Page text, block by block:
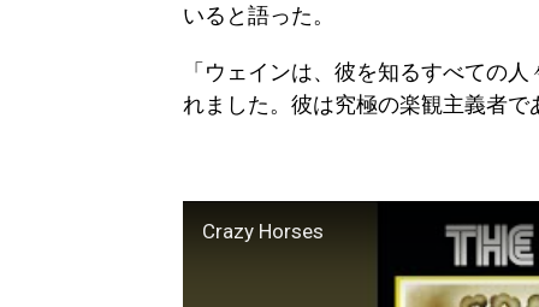
いると語った。
「ウェインは、彼を知るすべての
れました。彼は究極の楽観主義者
Crazy Horses